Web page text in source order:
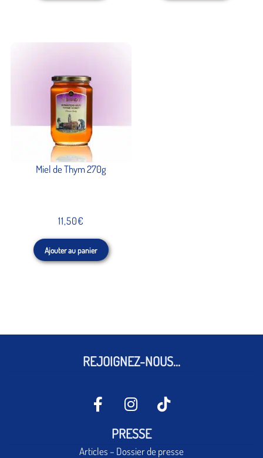
Miel de Thym 270g
11,50€
Ajouter au panier
REJOIGNEZ-NOUS...
PRESSE
Articles – Dossier de presse